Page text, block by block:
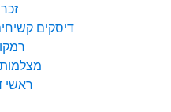
דיסקים
מצלמות
ראשי